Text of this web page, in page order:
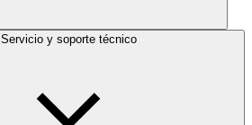
Servicio y soporte técnico